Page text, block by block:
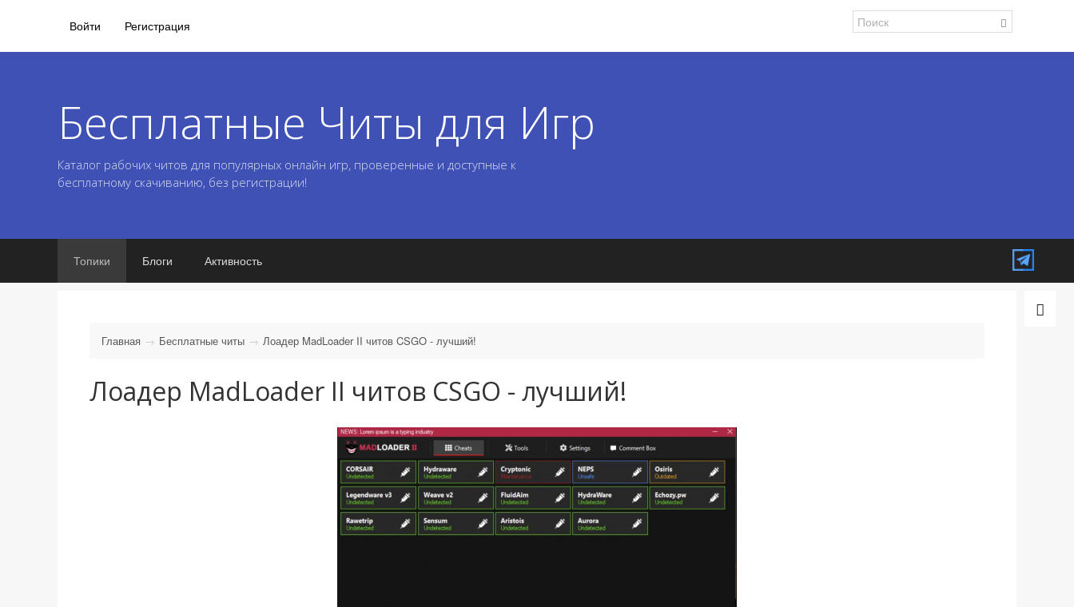
Войти Регистрация
Бесплатные Читы для Игр
Каталог рабочих читов для популярных онлайн игр, проверенные и доступные к
бесплатному скачиванию, без регистрации!
Топики Блоги Активность
Главная Бесплатные читы Лоадер MadLoader II читов CSGO - лучший!
Лоадер MadLoader II читов CSGO - лучший!